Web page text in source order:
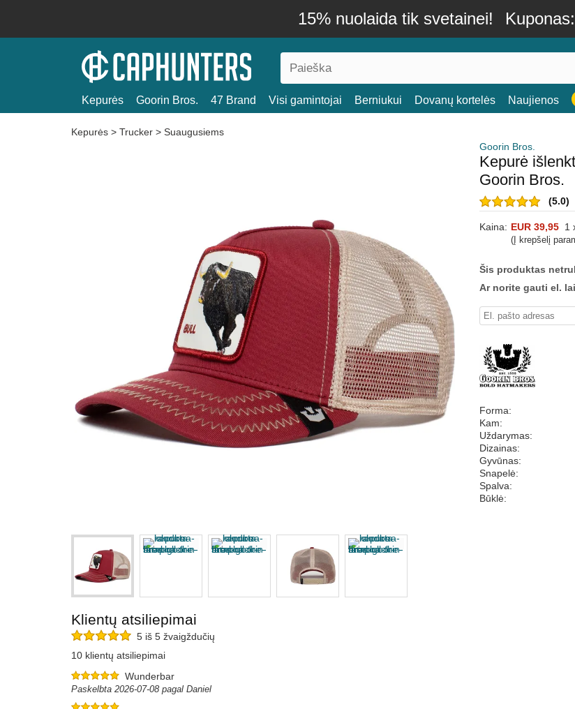
15% nuolaida tik svetainei! Kuponas:
Kepurės Goorin Bros. 47 Brand Visi gamintojai Berniukui Dovanų kortelės Naujienos
Kepurės > Trucker > Suaugusiems
Goorin Bros.
Kepurė
Goorin Bros.
(5.0)
Kaina: EUR 39,95 1
(Į krepšelį
Šis produktas
Ar norite gauti el.
Forma:
Kam:
Uždarymas:
Dizainas:
Gyvūnas:
Snapelė:
Spalva:
Būklė:
Klientų atsiliepimai
5 iš 5 žvaigždučių
10 klientų atsiliepimai
Wunderbar
Paskelbta 2026-07-08 pagal Daniel